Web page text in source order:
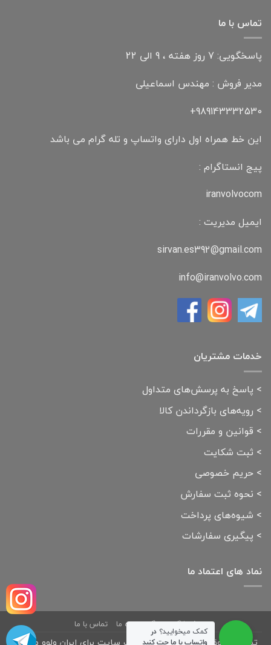
تماس با ما
پاسخگویی: 7 روز هفته ، 9 الی 22
مدیر فروش : مهندس اسماعیلی
989143332530+
این خط همراه اول دارای واتساپ و تله گرام می باشد
پیج انستاگرام :
iranvolvocom
ایمیل مدیریت :
sirvan.es392@gmail.com
info@iranvolvo.com
خدمات مشتریان
> پاسخ به پرسش‌های متداول
> رویه‌های بازگرداندن کالا
> قوانین و مقررات
> ثبت شکایت
> حریم خصوصی
> نحوه ثبت سفارش
> شیوه‌های پرداخت
> پیگیری سفارشات
نماد های اعتماد ما
فروشگاه بلاگ درباره ما تماس با ما
کمک میخوایید؟ در
واتساپ با ما چت کنید